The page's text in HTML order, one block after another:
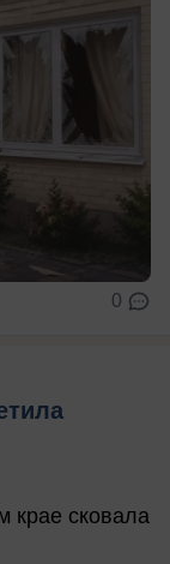
0
крае сковала